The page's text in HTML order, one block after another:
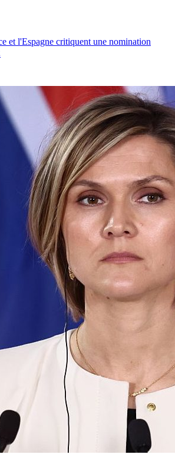
et l'Espagne critiquent une nomination